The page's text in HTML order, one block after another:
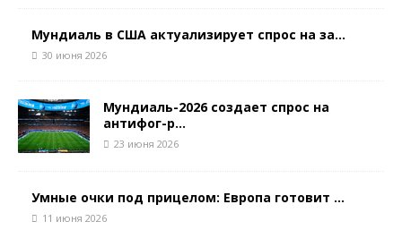
Мундиаль в США актуализирует спрос на за...
30 июня 2026
Мундиаль-2026 создает спрос на
антифог-р...
23 июня 2026
Умные очки под прицелом: Европа готовит ...
11 июня 2026